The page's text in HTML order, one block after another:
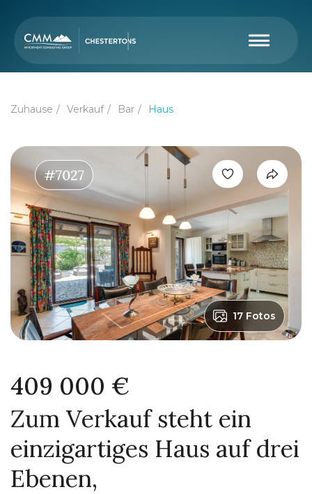
Zuhause Verkauf Bar Haus
#7027
17 Fotos
409 000 €
Zum Verkauf steht ein
einzigartiges Haus auf drei
Ebenen,